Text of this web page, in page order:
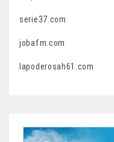
serie37.com
jobafm.com
lapoderosah61.com